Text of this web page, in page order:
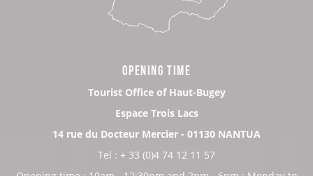
OPENING TIME
Tourist Office of Haut-Bugey
Espace Trois Lacs
14 rue du Docteur Mercier - 01130 NANTUA
Tel : + 33 (0)4 74 12 11 57